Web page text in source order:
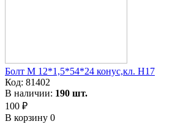
Болт М 12*1,5*54*24 конус,кл. H17
Код: 81402
В наличии: 190 шт.
100 ₽
В корзину 0